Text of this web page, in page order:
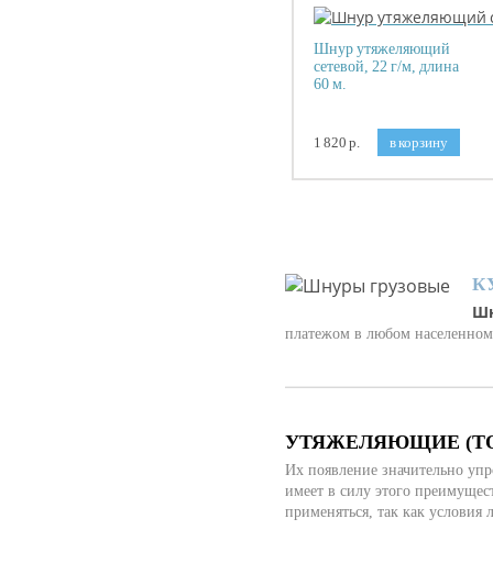
Шнур утяжеляющий
сетевой, 22 г/м, длина
60 м.
1 820 р. в корзину
платежом в любом
УТЯЖЕЛЯЮЩИЕ
Их появление значительно
имеет в силу этого
применяться, так как условия